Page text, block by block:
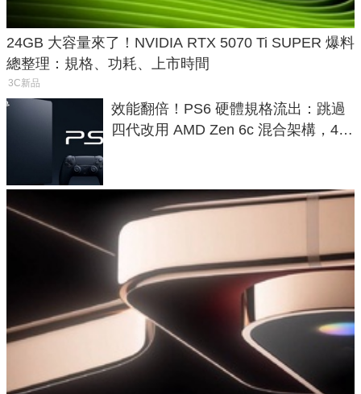
24GB 大容量來了！NVIDIA RTX 5070 Ti SUPER 爆料
總整理：規格、功耗、上市時間
3C新品
效能翻倍！PS6 硬體規格流出：跳過
四代改用 AMD Zen 6c 混合架構，4K